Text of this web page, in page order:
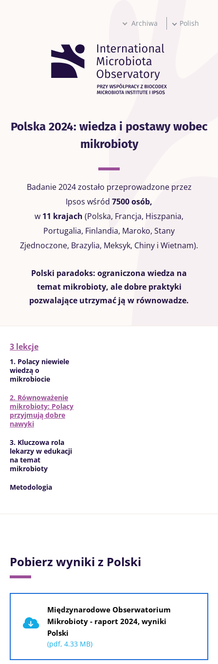
Archiwa Polish
Polska 2024: wiedza i postawy wobec
mikrobioty
Badanie 2024 zostało przeprowadzone przez
Ipsos wśród 7500 osób,
w 11 krajach (Polska, Francja, Hiszpania,
Portugalia, Finlandia, Maroko, Stany
Zjednoczone, Brazylia, Meksyk, Chiny i Wietnam).
Polski paradoks: ograniczona wiedza na
temat mikrobioty, ale dobre praktyki
pozwalające utrzymać ją w równowadze.
3 lekcje
1. Polacy niewiele
wiedzą o
mikrobiocie
2. Równoważenie
mikrobioty: Polacy
przyjmują dobre
nawyki
3. Kluczowa rola
lekarzy w edukacji
na temat
mikrobioty
Metodologia
Pobierz wyniki z Polski
Międzynarodowe Obserwatorium
Mikrobioty - raport 2024, wyniki
Polski
(pdf, 4.33 MB)